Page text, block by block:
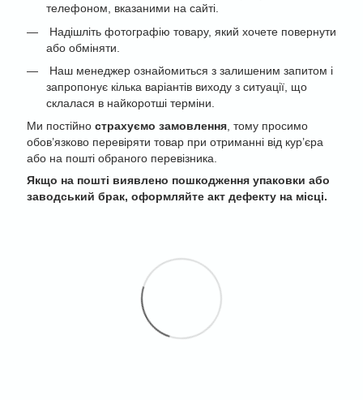
телефоном, вказаними на сайті.
Надішліть фотографію товару, який хочете повернути
або обміняти.
Наш менеджер ознайомиться з залишеним запитом і
запропонує кілька варіантів виходу з ситуації, що
склалася в найкоротші терміни.
Ми постійно страхуємо замовлення, тому просимо
обов’язково перевіряти товар при отриманні від кур’єра
або на пошті обраного перевізника.
Якщо на пошті виявлено пошкодження упаковки або
заводський брак, оформляйте акт дефекту на місці.